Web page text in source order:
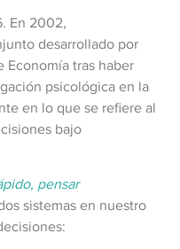
En 2002,
desarrollado por
Economía tras haber
psicológica en la
en lo que se refiere al
bajo
pensar
sistemas en nuestro